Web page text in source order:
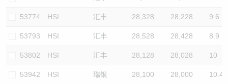
53774 HSI 汇丰 28,328 28,228 9.6
53793 HSI 汇丰 28,528 28,428 8.9
53802 HSI 汇丰 28,128 28,028 10
53942 HSI 瑞银 28,100 28,000 10.4